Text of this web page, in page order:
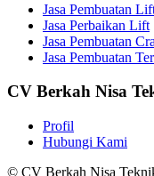
Jasa Pembuatan
Jasa Perbaikan Lift
Jasa Pembuatan
Jasa Pembuatan
CV Berkah Nisa
Profil
Hubungi Kami
© CV Berkah Nisa